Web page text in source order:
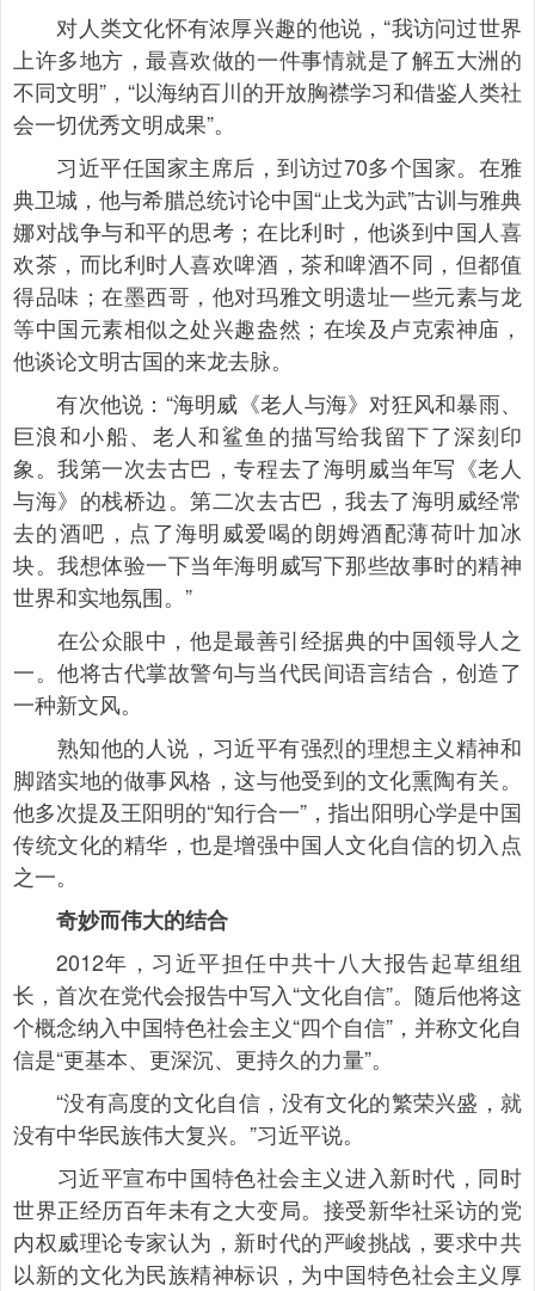
对人类文化怀有浓厚兴趣的他说，“我访问过世界
上许多地方，最喜欢做的一件事情就是了解五大洲的
不同文明”，“以海纳百川的开放胸襟学习和借鉴人类社
会一切优秀文明成果”。
习近平任国家主席后，到访过70多个国家。在雅
典卫城，他与希腊总统讨论中国“止戈为武”古训与雅典
娜对战争与和平的思考；在比利时，他谈到中国人喜
欢茶，而比利时人喜欢啤酒，茶和啤酒不同，但都值
得品味；在墨西哥，他对玛雅文明遗址一些元素与龙
等中国元素相似之处兴趣盎然；在埃及卢克索神庙，
他谈论文明古国的来龙去脉。
有次他说：“海明威《老人与海》对狂风和暴雨、
巨浪和小船、老人和鲨鱼的描写给我留下了深刻印
象。我第一次去古巴，专程去了海明威当年写《老人
与海》的栈桥边。第二次去古巴，我去了海明威经常
去的酒吧，点了海明威爱喝的朗姆酒配薄荷叶加冰
块。我想体验一下当年海明威写下那些故事时的精神
世界和实地氛围。”
在公众眼中，他是最善引经据典的中国领导人之
一。他将古代掌故警句与当代民间语言结合，创造了
一种新文风。
熟知他的人说，习近平有强烈的理想主义精神和
脚踏实地的做事风格，这与他受到的文化熏陶有关。
他多次提及王阳明的“知行合一”，指出阳明心学是中国
传统文化的精华，也是增强中国人文化自信的切入点
之一。
奇妙而伟大的结合
2012年，习近平担任中共十八大报告起草组组
长，首次在党代会报告中写入“文化自信”。随后他将这
个概念纳入中国特色社会主义“四个自信”，并称文化自
信是“更基本、更深沉、更持久的力量”。
“没有高度的文化自信，没有文化的繁荣兴盛，就
没有中华民族伟大复兴。”习近平说。
习近平宣布中国特色社会主义进入新时代，同时
世界正经历百年未有之大变局。接受新华社采访的党
内权威理论专家认为，新时代的严峻挑战，要求中共
以新的文化为民族精神标识，为中国特色社会主义厚